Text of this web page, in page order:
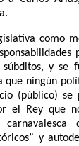
como
y se
ningún
(público) se
el Rey que
y